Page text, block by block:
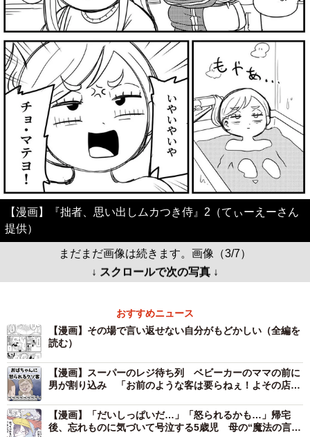
【漫画】『拙者、思い出しムカつき侍』2（てぃーえーさん
提供）
まだまだ画像は続きます。画像（3/7）
↓ スクロールで次の写真 ↓
おすすめニュース
【漫画】その場で言い返せない自分がもどかしい（全編を
読む）
【漫画】スーパーのレジ待ち列 ベビーカーのママの前に
男が割り込み 「お前のような客は要らねぇ！よその店に
【漫画】「だいしっぱいだ…」「怒られるかも…」帰宅
後、忘れものに気づいて号泣する5歳児 母の“魔法の言